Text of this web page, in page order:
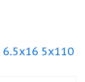
6.5x16 5x110